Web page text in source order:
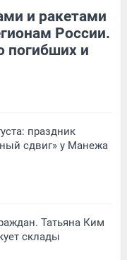
и ракетами
России.
погибших и
праздник
сдвиг» у Манежа
Татьяна Ким
склады